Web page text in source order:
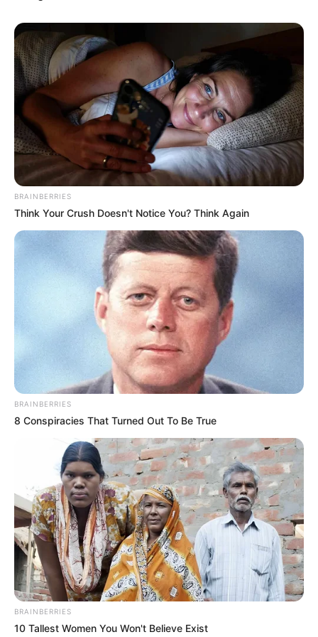
BRAINBERRIES
Think Your Crush Doesn't Notice You? Think Again
BRAINBERRIES
8 Conspiracies That Turned Out To Be True
BRAINBERRIES
10 Tallest Women You Won't Believe Exist